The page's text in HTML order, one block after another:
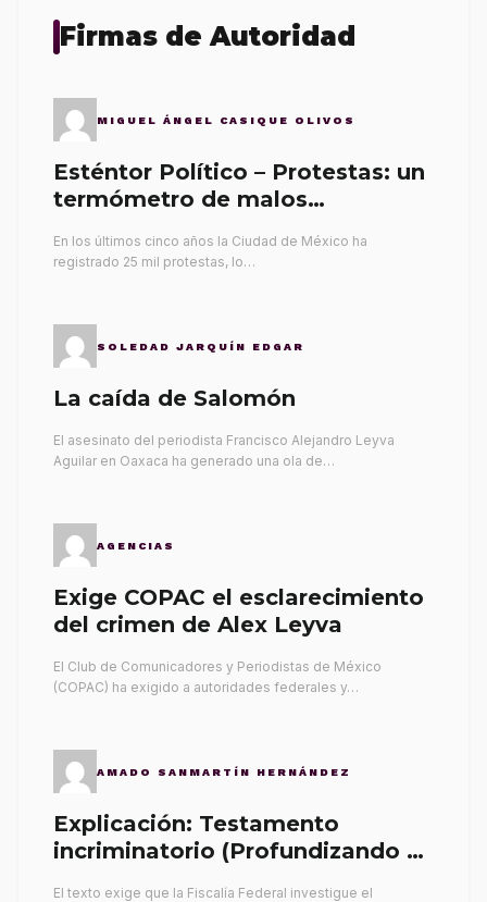
Firmas de Autoridad
MIGUEL ÁNGEL CASIQUE OLIVOS
Esténtor Político – Protestas: un
termómetro de malos
En los últimos cinco años la Ciudad de México ha
registrado 25 mil protestas, lo…
SOLEDAD JARQUÍN EDGAR
La caída de Salomón
El asesinato del periodista Francisco Alejandro Leyva
Aguilar en Oaxaca ha generado una ola de…
AGENCIAS
Exige COPAC el esclarecimiento
del crimen de Alex Leyva
El Club de Comunicadores y Periodistas de México
(COPAC) ha exigido a autoridades federales y…
AMADO SANMARTÍN HERNÁNDEZ
Explicación: Testamento
incriminatorio (Profundizando su
El texto exige que la Fiscalía Federal investigue el